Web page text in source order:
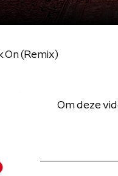
On (Remix)
Om deze